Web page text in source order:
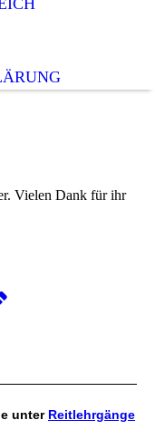
Vielen Dank für ihr
unter Reitlehrgänge